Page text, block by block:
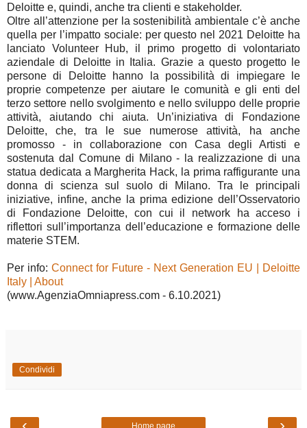
Deloitte e, quindi, anche tra clienti e stakeholder.
Oltre all’attenzione per la sostenibilità ambientale c’è anche
quella per l’impatto sociale: per questo nel 2021 Deloitte ha
lanciato Volunteer Hub, il primo progetto di volontariato
aziendale di Deloitte in Italia. Grazie a questo progetto le
persone di Deloitte hanno la possibilità di impiegare le
proprie competenze per aiutare le comunità e gli enti del
terzo settore nello svolgimento e nello sviluppo delle proprie
attività, aiutando chi aiuta. Un’iniziativa di Fondazione
Deloitte, che, tra le sue numerose attività, ha anche
promosso - in collaborazione con Casa degli Artisti e
sostenuta dal Comune di Milano - la realizzazione di una
statua dedicata a Margherita Hack, la prima raffigurante una
donna di scienza sul suolo di Milano. Tra le principali
iniziative, infine, anche la prima edizione dell’Osservatorio
di Fondazione Deloitte, con cui il network ha acceso i
riflettori sull’importanza dell’educazione e formazione delle
materie STEM.
Per info: Connect for Future - Next Generation EU | Deloitte
Italy | About
(www.AgenziaOmniapress.com - 6.10.2021)
Condividi
Home page